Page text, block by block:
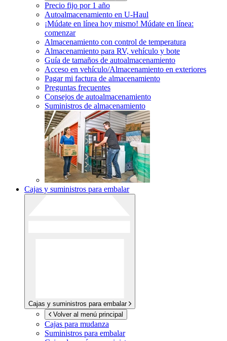
Precio fijo por 1 año
Autoalmacenamiento en U-Haul
¡Múdate en línea hoy mismo! Múdate en línea:
comenzar
Almacenamiento con control de temperatura
Almacenamiento para RV, vehículo y bote
Guía de tamaños de autoalmacenamiento
Acceso en vehículo/Almacenamiento en exteriores
Pagar mi factura de almacenamiento
Preguntas frecuentes
Consejos de autoalmacenamiento
Suministros de almacenamiento
Cajas y suministros para embalar
Cajas y suministros para embalar
Volver al menú principal
Cajas para mudanza
Suministros para embalar